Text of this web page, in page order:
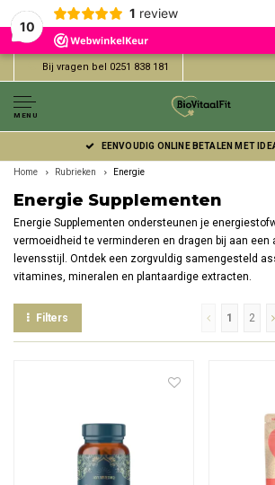
10
1 review
Bij vragen bel 0251 838 181
MENU
EENVOUDIG ONLINE BETALEN MET
Home Rubrieken Energie
Energie Supplementen
Energie Supplementen ondersteunen je
vermoeidheid te verminderen en dragen bij aan een
levensstijl. Ontdek een zorgvuldig samengesteld
vitamines, mineralen en plantaardige extracten.
Filters 1 2